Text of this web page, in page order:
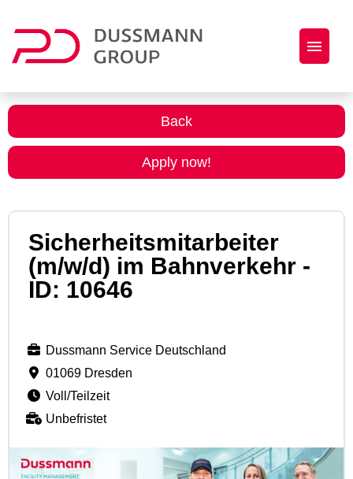
Job offers
Open Application
Back
Apply now!
Sicherheitsmitarbeiter
(m/w/d) im Bahnverkehr -
ID: 10646
Dussmann Service Deutschland
01069 Dresden
Voll/Teilzeit
Unbefristet